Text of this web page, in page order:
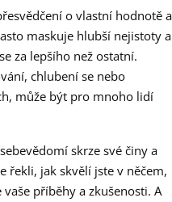
o vlastní hodnotě a
maskuje hlubší nejistoty a
za lepšího než ostatní.
chlubení se nebo
může být pro mnoho lidí
skrze své činy a
řekli, jak skvělí jste v něčem,
příběhy a zkušenosti. A